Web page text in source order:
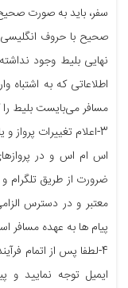
سفر، باید به صورت
صحیح با حروف
نهایی بلیط وجود
اطلاعاتی که به اشتباه
مسافر می‌بایست بلیط
3-اعلام تغییرات
اس ام اس و در
ضرورت از طریق تلگرام
معتبر و در دسترس
پیام ها به عهده مسافر
4-لطفا پس از اتمام
ایمیل توجه نمایید